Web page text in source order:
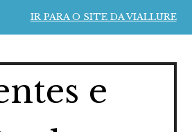
IR PARA O SITE DA VIALLURE
e